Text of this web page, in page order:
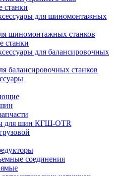
для шиномонтажных
шиномонтажных станков
станки
для балансировочных
балансировочных станков
для шин КГШ-OTR
соединения